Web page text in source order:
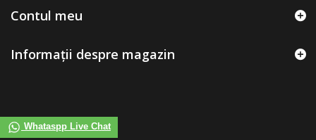
Contul meu
Informații despre magazin
Whataspp Live Chat